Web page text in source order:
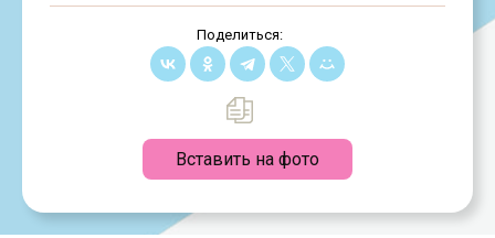
Поделиться:
Вставить на фото